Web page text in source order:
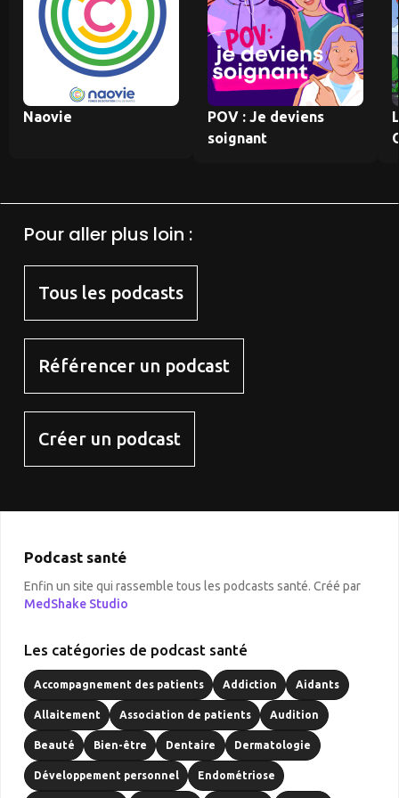
Naovie
POV : Je deviens
soignant
Pour aller plus loin :
Tous les podcasts
Référencer un podcast
Créer un podcast
Podcast santé
Enfin un site qui rassemble tous les podcasts santé. Créé par
MedShake Studio
Les catégories de podcast santé
Accompagnement des patients Addiction Aidants
Allaitement Association de patients Audition
Beauté Bien-être Dentaire Dermatologie
Développement personnel Endométriose